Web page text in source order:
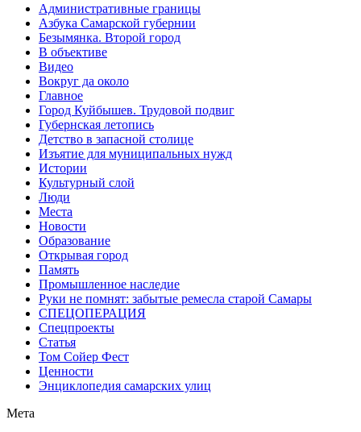
Административные границы
Азбука Самарской губернии
Безымянка. Второй город
В объективе
Видео
Вокруг да около
Главное
Город Куйбышев. Трудовой подвиг
Губернская летопись
Детство в запасной столице
Изъятие для муниципальных нужд
Истории
Культурный слой
Люди
Места
Новости
Образование
Открывая город
Память
Промышленное наследие
Руки не помнят: забытые ремесла старой Самары
СПЕЦОПЕРАЦИЯ
Спецпроекты
Статья
Том Сойер Фест
Ценности
Энциклопедия самарских улиц
Мета